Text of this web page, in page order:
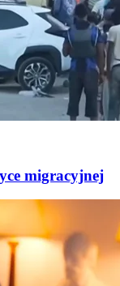
migracyjnej